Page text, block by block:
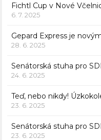
Fichtl Cup v Nové
6. 7. 2025
Gepard Express je
28. 6. 2025
Senátorská stuha pro
24. 6. 2025
Teď, nebo nikdy!
23. 6. 2025
Senátorská stuha pro
23. 6. 2025